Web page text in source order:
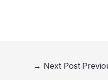
Next Post
→